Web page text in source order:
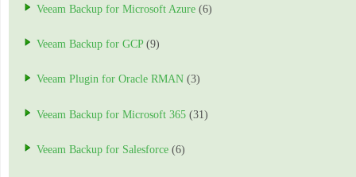
Veeam Backup for Microsoft Azure (6)
Veeam Backup for GCP(9)
Veeam Plugin for Oracle RMAN (3)
Veeam Backup for Microsoft 365 (31)
Veeam Backup for Salesforce (6)